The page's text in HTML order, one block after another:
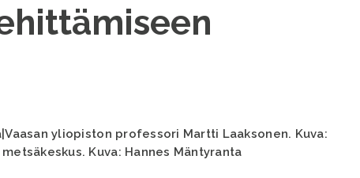
yliopiston professori Martti Laaksonen. Kuva:
Kuva: Hannes Mäntyranta